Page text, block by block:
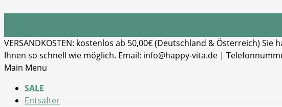
VERSANDKOSTEN: kostenlos ab 50,00€ (Deutschland & Österreich)
Ihnen so schnell wie möglich. Email: info@happy-vita.de |
Main Menu
SALE
Entsafter